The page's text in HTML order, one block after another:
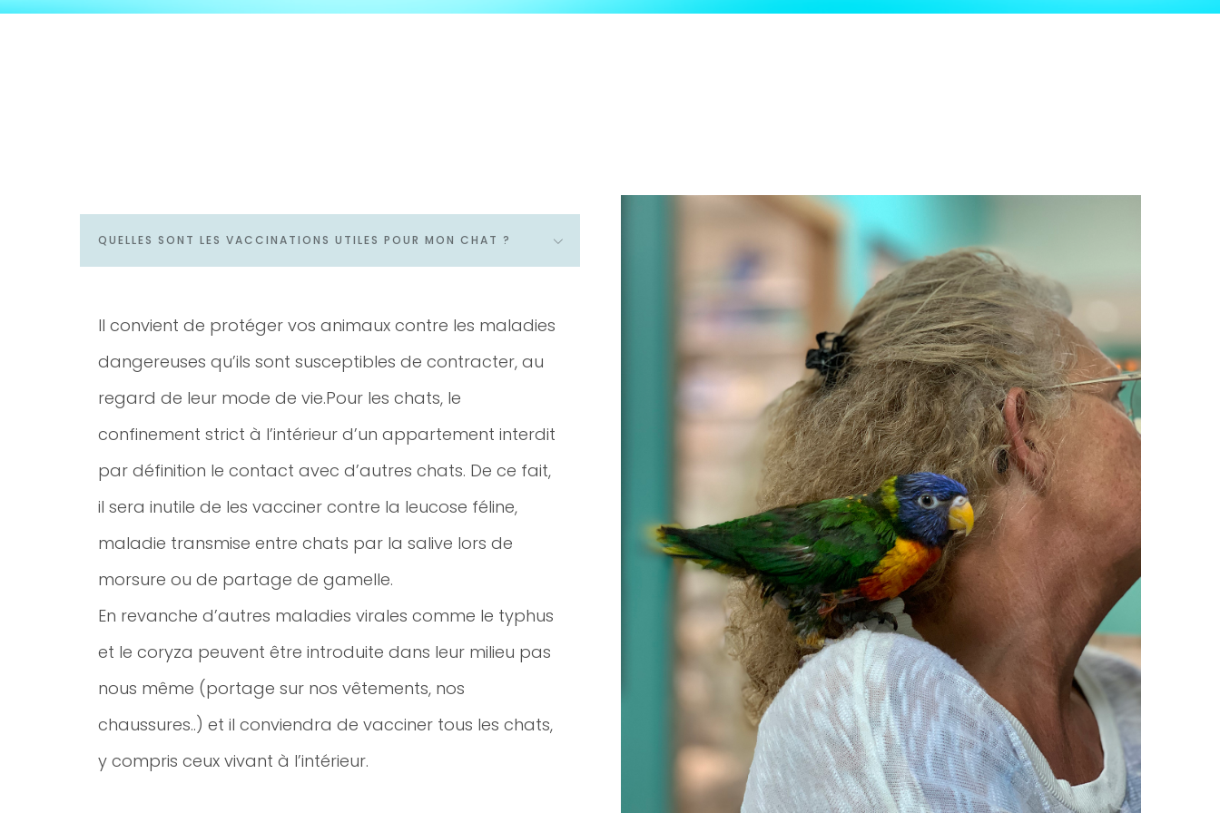
QUELLES SONT LES VACCINATIONS UTILES POUR MON CHAT ?
Il convient de protéger vos animaux contre les maladies
dangereuses qu’ils sont susceptibles de contracter, au
regard de leur mode de vie.Pour les chats, le
confinement strict à l’intérieur d’un appartement interdit
par définition le contact avec d’autres chats. De ce fait,
il sera inutile de les vacciner contre la leucose féline,
maladie transmise entre chats par la salive lors de
morsure ou de partage de gamelle.
En revanche d’autres maladies virales comme le typhus
et le coryza peuvent être introduite dans leur milieu pas
nous même (portage sur nos vêtements, nos
chaussures..) et il conviendra de vacciner tous les chats,
y compris ceux vivant à l’intérieur.